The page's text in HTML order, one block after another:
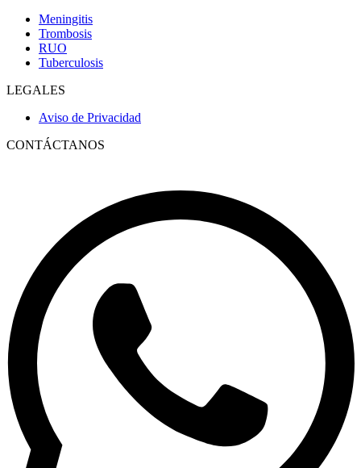
Meningitis
Trombosis
RUO
Tuberculosis
LEGALES
Aviso de Privacidad
CONTÁCTANOS